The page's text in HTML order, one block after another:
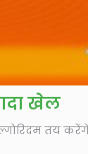
खेल
तय करेंगे